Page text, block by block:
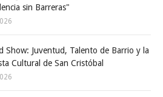
sin Barreras"
Show: Juventud, Talento de Barrio y la
Cultural de San Cristóbal